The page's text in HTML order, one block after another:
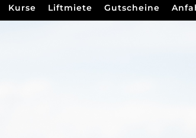
Kurse Liftmiete Gutscheine